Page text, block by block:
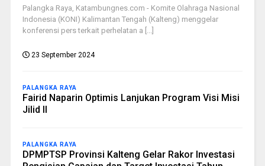
Palangka Raya, Katambungnes.com - Komite Olahraga Nasional
Indonesia (KONI) Kalimantan Tengah (Kalteng) menggelar
konferensi pers terkait perhelatan a [...]
23 September 2024
PALANGKA RAYA
Fairid Naparin Optimis Lanjukan Program Visi Misi
Jilid II
PALANGKA RAYA
DPMPTSP Provinsi Kalteng Gelar Rakor Investasi